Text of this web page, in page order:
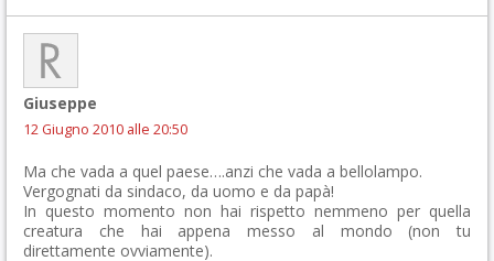
Giuseppe
12 Giugno 2010 alle 20:50
Ma che vada a quel paese….anzi che vada a bellolampo.
Vergognati da sindaco, da uomo e da papà!
In questo momento non hai rispetto nemmeno per quella
creatura che hai appena messo al mondo (non tu
direttamente ovviamente).